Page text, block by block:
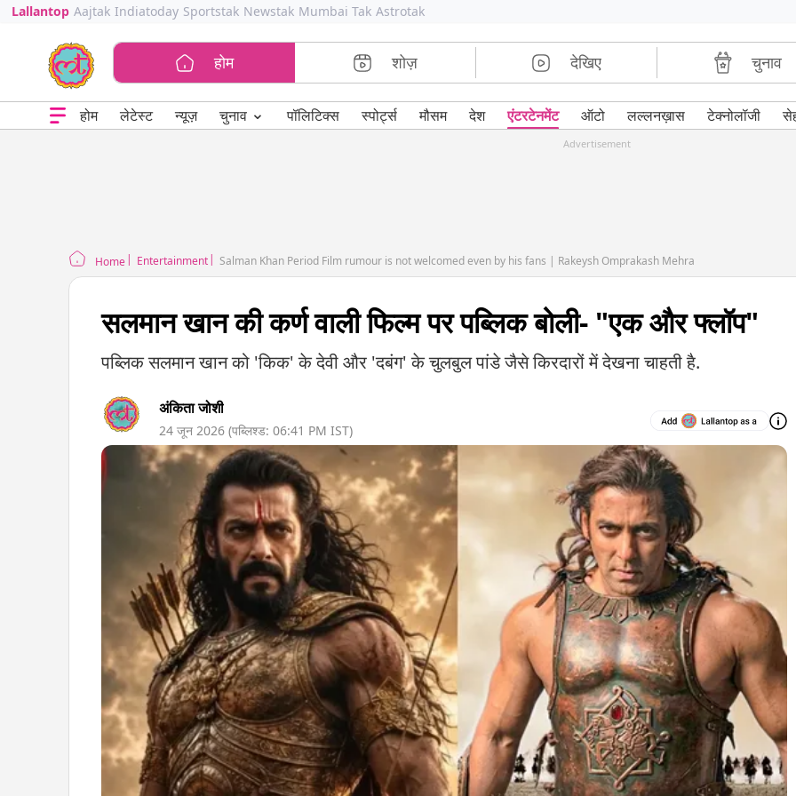
Lallantop Aajtak Indiatoday Sportstak Newstak Mumbai Tak Astrotak
होम शोज़ देखिए चुनाव
होम लेटेस्ट न्यूज़ चुनाव ⌄ पॉलिटिक्स स्पोर्ट्स मौसम देश एंटरटेनमेंट ऑटो लल्लनख़ास टेक्नोलॉजी
Advertisement
Home Entertainment Salman Khan Period Film rumour is not welcomed even by his fans | Rakeysh Omprakash Mehra
सलमान खान की कर्ण वाली फिल्म पर पब्लिक बोली- "एक और फ्लॉप"
पब्लिक सलमान खान को 'किक' के देवी और 'दबंग' के चुलबुल पांडे जैसे किरदारों में देखना चाहती है.
अंकिता जोशी
24 जून 2026 (पब्लिश्ड: 06:41 PM IST)